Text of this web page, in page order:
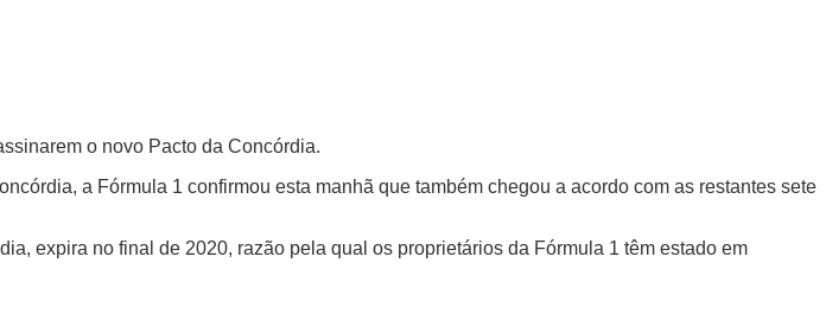
o novo Pacto da Concórdia.
a Fórmula 1 confirmou esta manhã que também chegou a acordo com as restantes sete
expira no final de 2020, razão pela qual os proprietários da Fórmula 1 têm estado em